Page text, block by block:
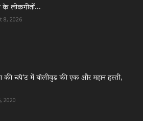
के लोकगीतों...
8, 2026
की चपे’ट में बॉलीवुड की एक और महान हस्ती,
2020